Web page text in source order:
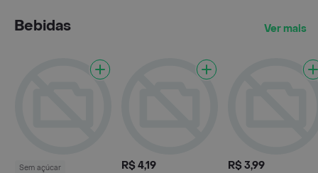
Bebidas Ver mais
Sem açúcar R$ 4,19 R$ 3,99